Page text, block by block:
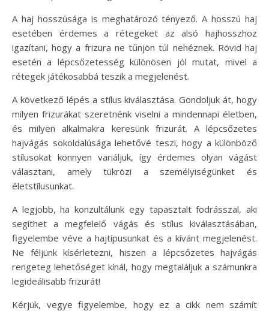
A haj hosszúsága is meghatározó tényező. A hosszú haj
esetében érdemes a rétegeket az alsó hajhosszhoz
igazítani, hogy a frizura ne tűnjön túl nehéznek. Rövid haj
esetén a lépcsőzetesség különösen jól mutat, mivel a
rétegek játékosabbá teszik a megjelenést.
A következő lépés a stílus kiválasztása. Gondoljuk át, hogy
milyen frizurákat szeretnénk viselni a mindennapi életben,
és milyen alkalmakra keresünk frizurát. A lépcsőzetes
hajvágás sokoldalúsága lehetővé teszi, hogy a különböző
stílusokat könnyen variáljuk, így érdemes olyan vágást
választani, amely tükrözi a személyiségünket és
életstílusunkat.
A legjobb, ha konzultálunk egy tapasztalt fodrásszal, aki
segíthet a megfelelő vágás és stílus kiválasztásában,
figyelembe véve a hajtípusunkat és a kívánt megjelenést.
Ne féljünk kísérletezni, hiszen a lépcsőzetes hajvágás
rengeteg lehetőséget kínál, hogy megtaláljuk a számunkra
legideálisabb frizurát!
Kérjük, vegye figyelembe, hogy ez a cikk nem számít